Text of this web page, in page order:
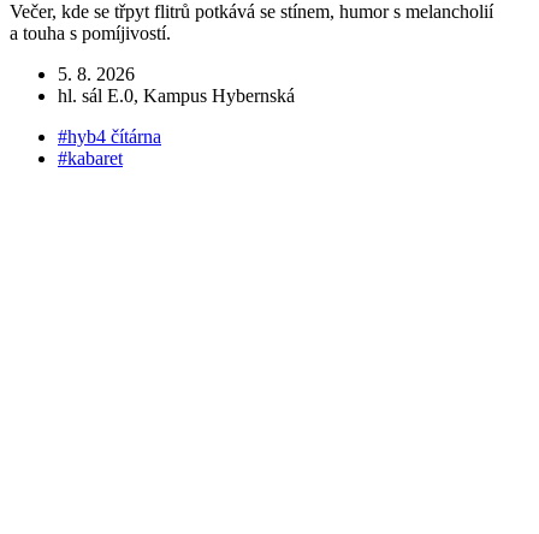
Večer, kde se třpyt flitrů potkává se stínem, humor s melancholií
a touha s pomíjivostí.
5. 8. 2026
hl. sál E.0, Kampus Hybernská
#hyb4 čítárna
#kabaret